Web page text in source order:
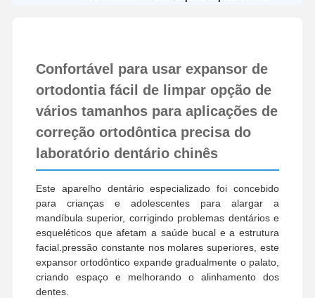
Confortável para usar expansor de
ortodontia fácil de limpar opção de
vários tamanhos para aplicações de
correção ortodôntica precisa do
laboratório dentário chinês
Este aparelho dentário especializado foi concebido
para crianças e adolescentes para alargar a
mandíbula superior, corrigindo problemas dentários e
esqueléticos que afetam a saúde bucal e a estrutura
facial.pressão constante nos molares superiores, este
expansor ortodôntico expande gradualmente o palato,
criando espaço e melhorando o alinhamento dos
dentes.